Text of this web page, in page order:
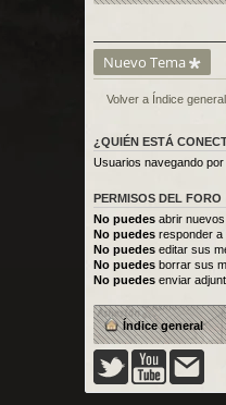
Nuevo Tema
Volver a Índice general
¿QUIÉN ESTÁ
Usuarios navegando
PERMISOS DEL FORO
No puedes abrir
No puedes responder a
No puedes editar sus
No puedes borrar sus
No puedes enviar
Índice general